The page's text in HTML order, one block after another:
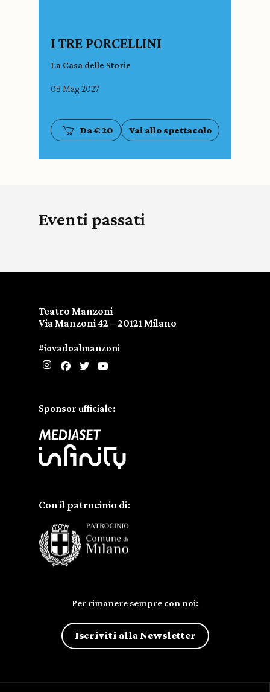
I TRE PORCELLINI
La Casa delle Storie
08 Mag 2027
Da € 20 Vai allo spettacolo
Eventi passati
Teatro Manzoni
Via Manzoni 42 – 20121 Milano
#iovadoalmanzoni
Sponsor ufficiale:
Con il patrocinio di:
Per rimanere sempre con noi:
Iscriviti alla Newsletter